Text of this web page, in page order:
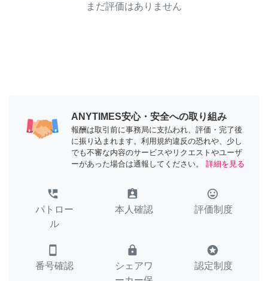
まだ評価はありません
ANYTIMES安心・安全への取り組み
報酬は取引前に事務局に支払われ、評価・完了後
に振り込まれます。利用規約違反の恐れや、少し
でも不審な内容のサービスやリクエストやユーザ
ーがあった場合は通報してください。
詳細を見る
perm_phone_msg
パトロー
ル
assignment_ind
本人確認
tag_faces
評価制度
smartphone
番号確認
lock
シェアワ
stars
認定制度